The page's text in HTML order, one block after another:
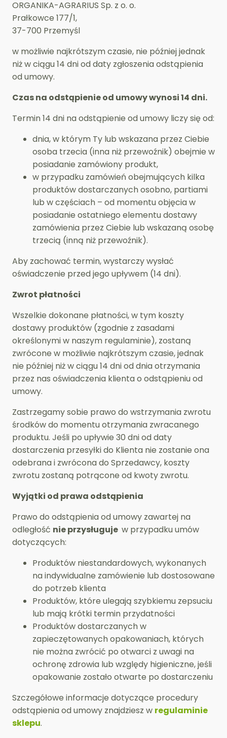
ORGANIKA-AGRARIUS Sp. z o. o.
Prałkowce 177/1,
37-700 Przemyśl
w możliwie najkrótszym czasie, nie później jednak
niż w ciągu 14 dni od daty zgłoszenia odstąpienia
od umowy.
Czas na odstąpienie od umowy wynosi 14 dni.
Termin 14 dni na odstąpienie od umowy liczy się od:
dnia, w którym Ty lub wskazana przez Ciebie
osoba trzecia (inna niż przewoźnik) obejmie w
posiadanie zamówiony produkt,
w przypadku zamówień obejmujących kilka
produktów dostarczanych osobno, partiami
lub w częściach – od momentu objęcia w
posiadanie ostatniego elementu dostawy
zamówienia przez Ciebie lub wskazaną osobę
trzecią (inną niż przewoźnik).
Aby zachować termin, wystarczy wysłać
oświadczenie przed jego upływem (14 dni).
Zwrot płatności
Wszelkie dokonane płatności, w tym koszty
dostawy produktów (zgodnie z zasadami
określonymi w naszym regulaminie), zostaną
zwrócone w możliwie najkrótszym czasie, jednak
nie później niż w ciągu 14 dni od dnia otrzymania
przez nas oświadczenia klienta o odstąpieniu od
umowy.
Zastrzegamy sobie prawo do wstrzymania zwrotu
środków do momentu otrzymania zwracanego
produktu. Jeśli po upływie 30 dni od daty
dostarczenia przesyłki do Klienta nie zostanie ona
odebrana i zwrócona do Sprzedawcy, koszty
zwrotu zostaną potrącone od kwoty zwrotu.
Wyjątki od prawa odstąpienia
Prawo do odstąpienia od umowy zawartej na
odległość nie przysługuje w przypadku umów
dotyczących:
Produktów niestandardowych, wykonanych
na indywidualne zamówienie lub dostosowane
do potrzeb klienta
Produktów, które ulegają szybkiemu zepsuciu
lub mają krótki termin przydatności
Produktów dostarczanych w
zapieczętowanych opakowaniach, których
nie można zwrócić po otwarci z uwagi na
ochronę zdrowia lub względy higieniczne, jeśli
opakowanie zostało otwarte po dostarczeniu
Szczegółowe informacje dotyczące procedury
odstąpienia od umowy znajdziesz w regulaminie
sklepu.